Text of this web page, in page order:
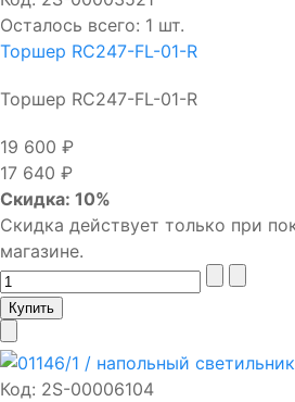
Осталось всего: 1 шт.
Торшер RC247-FL-01-R
Торшер RC247-FL-01-R
19 600 ₽
17 640 ₽
Скидка: 10%
Скидка действует только при
магазине.
Код: 2S-00006104